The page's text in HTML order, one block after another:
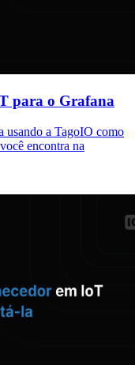
para o Grafana
usando a TagoIO como
encontra na